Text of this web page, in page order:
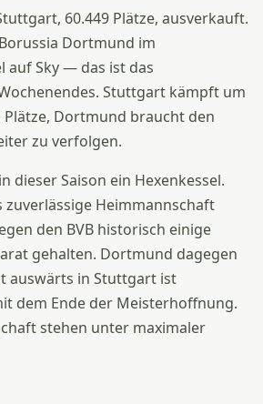
60.449 Plätze, ausverkauft.
Dortmund im
auf Sky — das ist das
Stuttgart kämpft um
Dortmund braucht den
zu verfolgen.
dieser Saison ein Hexenkessel.
zuverlässige Heimmannschaft
den BVB historisch einige
gehalten. Dortmund dagegen
auswärts in Stuttgart ist
dem Ende der Meisterhoffnung.
stehen unter maximaler